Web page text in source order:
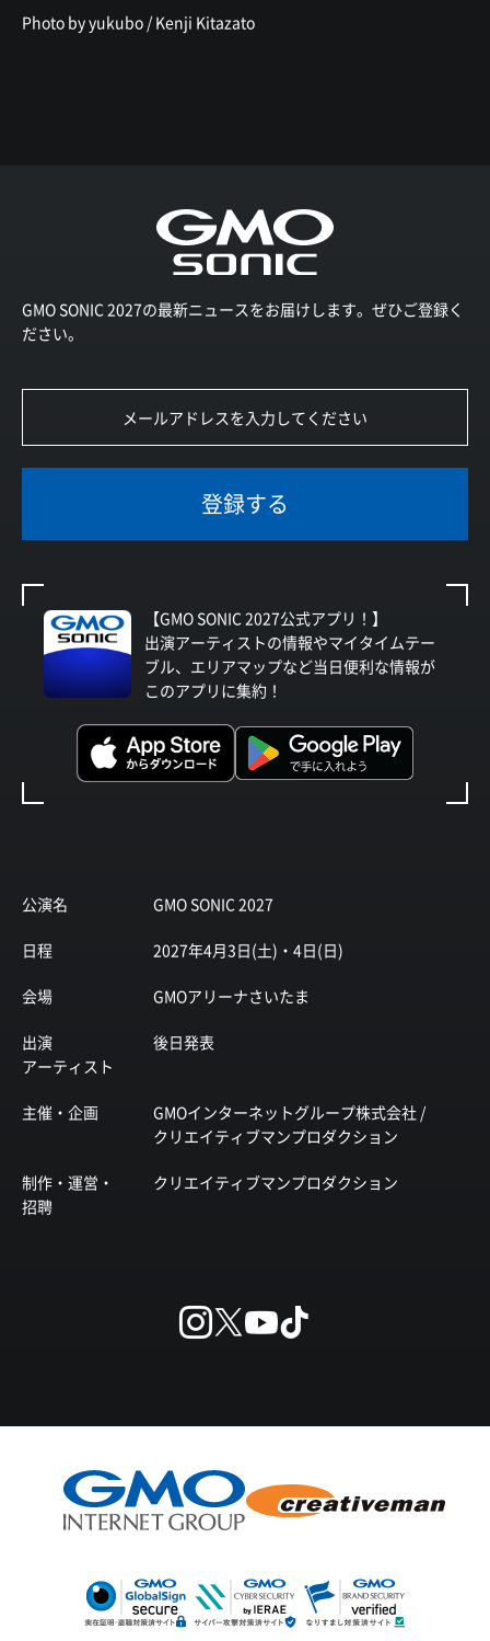
Photo by yukubo / Kenji Kitazato
公演名 GMO SONIC 2027
日程 2027年4月3日(土)・4日(日)
会場 GMOアリーナさいたま
出演
アーティスト
後日発表
主催・企画
GMOインターネットグループ株式会社 /
クリエイティブマンプロダクション
制作・運営・
招聘
クリエイティブマンプロダクション
GMO SONIC 2027の最新ニュースをお届けします。ぜひご登録く
ださい。
登録する
【GMO SONIC 2027公式アプリ！】
出演アーティストの情報やマイタイムテー
ブル、エリアマップなど当日便利な情報が
このアプリに集約！